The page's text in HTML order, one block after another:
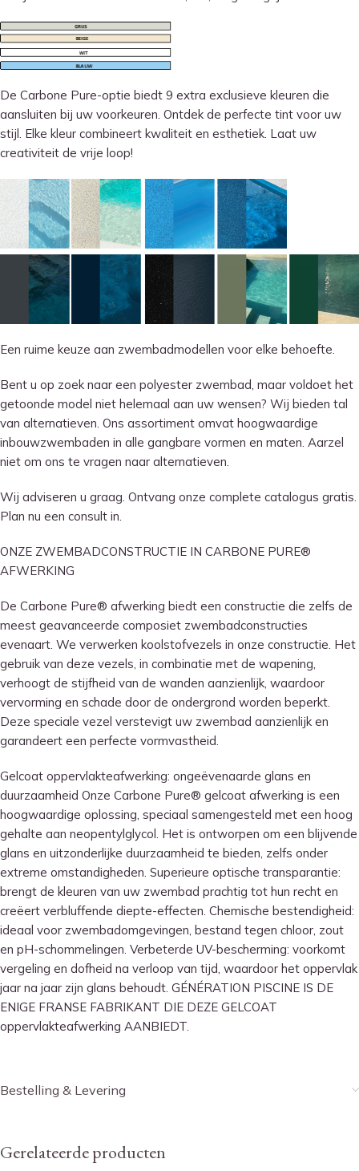
De Carbone Pure-optie biedt 9 extra exclusieve kleuren die
aansluiten bij uw voorkeuren. Ontdek de perfecte tint voor uw
stijl. Elke kleur combineert kwaliteit en esthetiek. Laat uw
creativiteit de vrije loop!
Een ruime keuze aan zwembadmodellen voor elke behoefte.
Bent u op zoek naar een polyester zwembad, maar voldoet het
getoonde model niet helemaal aan uw wensen? Wij bieden tal
van alternatieven. Ons assortiment omvat hoogwaardige
inbouwzwembaden in alle gangbare vormen en maten. Aarzel
niet om ons te vragen naar alternatieven.
Wij adviseren u graag. Ontvang onze complete catalogus gratis.
Plan nu een consult in.
ONZE ZWEMBADCONSTRUCTIE IN CARBONE PURE®
AFWERKING
De Carbone Pure® afwerking biedt een constructie die zelfs de
meest geavanceerde composiet zwembadconstructies
evenaart. We verwerken koolstofvezels in onze constructie. Het
gebruik van deze vezels, in combinatie met de wapening,
verhoogt de stijfheid van de wanden aanzienlijk, waardoor
vervorming en schade door de ondergrond worden beperkt.
Deze speciale vezel verstevigt uw zwembad aanzienlijk en
garandeert een perfecte vormvastheid.
Gelcoat oppervlakteafwerking: ongeëvenaarde glans en
duurzaamheid Onze Carbone Pure® gelcoat afwerking is een
hoogwaardige oplossing, speciaal samengesteld met een hoog
gehalte aan neopentylglycol. Het is ontworpen om een ​​blijvende
glans en uitzonderlijke duurzaamheid te bieden, zelfs onder
extreme omstandigheden. Superieure optische transparantie:
brengt de kleuren van uw zwembad prachtig tot hun recht en
creëert verbluffende diepte-effecten. Chemische bestendigheid:
ideaal voor zwembadomgevingen, bestand tegen chloor, zout
en pH-schommelingen. Verbeterde UV-bescherming: voorkomt
vergeling en dofheid na verloop van tijd, waardoor het oppervlak
jaar na jaar zijn glans behoudt. GÉNÉRATION PISCINE IS DE
ENIGE FRANSE FABRIKANT DIE DEZE GELCOAT
oppervlakteafwerking AANBIEDT.
Bestelling & Levering
Gerelateerde producten